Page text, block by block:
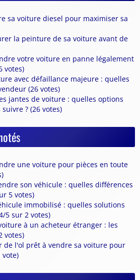
sa voiture diesel pour maximiser sa
la peinture de sa voiture avant de
votre voiture en panne légalement
votes)
avec défaillance majeure : quelles
(26 votes)
jantes de voiture : quelles options
? (26 votes)
une voiture pour pièces en toute
son véhicule : quelles différences
5 votes)
immobilisé : quelles solutions
5 sur 2 votes)
à un acheteur étranger : les
votes)
de l'ol prêt à vendre sa voiture pour
vote)